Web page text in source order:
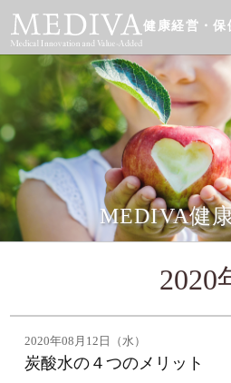
健康経営・保
MEDIVA健
2020
2020年08月12日（水）
炭酸水の４つのメリット